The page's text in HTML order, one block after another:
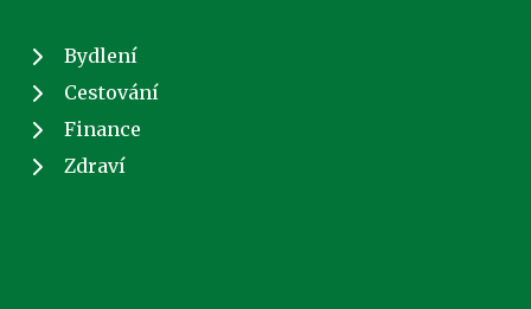
Bydlení
Cestování
Finance
Zdraví